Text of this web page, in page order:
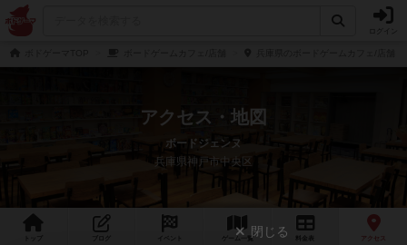
アクセス・地図
ボードジェンヌ
兵庫県神戸市中央区
ゲーム 一覧 料金 アクセス
閉じる